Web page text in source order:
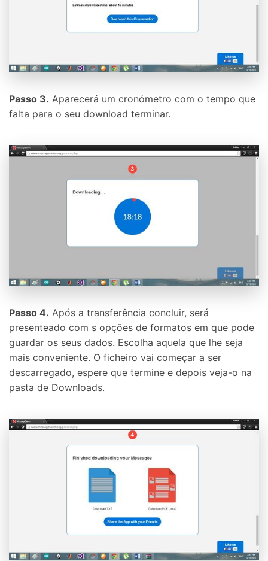
Passo 3. Aparecerá um cronómetro com o tempo que
falta para o seu download terminar.
Passo 4. Após a transferência concluir, será
presenteado com s opções de formatos em que pode
guardar os seus dados. Escolha aquela que lhe seja
mais conveniente. O ficheiro vai começar a ser
descarregado, espere que termine e depois veja-o na
pasta de Downloads.